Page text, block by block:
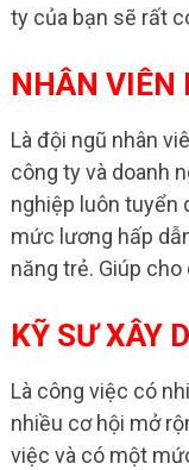
ty của bạn sẽ rất
NHÂN VIÊN
Là đội ngũ nhân
công ty và doanh
nghiệp luôn tuyển
mức lương hấp
năng trẻ. Giúp
KỸ SƯ XÂY
Là công việc có
nhiều cơ hội mở
việc và có một